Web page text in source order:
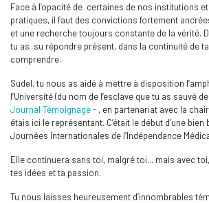
Face à l’opacité de certaines de nos institutions
pratiques, il faut des convictions fortement
et une recherche toujours constante de la vérité.
tu as su répondre présent, dans la continuité de
comprendre.
Sudel, tu nous as aidé à mettre à disposition
l’Université (du nom de l’esclave que tu as sauvé
Journal Témoignage- , en partenariat avec la
étais ici le représentant. C’était le début d’une
Journées Internationales de l’Indépendance
Elle continuera sans toi, malgré toi... mais avec
tes idées et ta passion.
Tu nous laisses heureusement d’innombrables